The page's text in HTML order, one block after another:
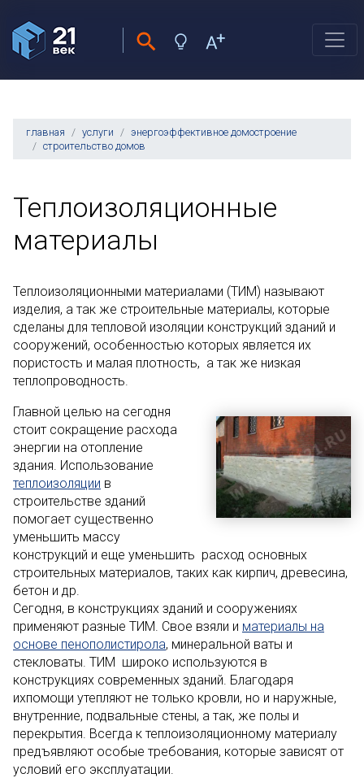
главная услуги
энергоэффективное домостроение
строительство домов
Теплоизоляционные
материалы
Теплоизоляционными материалами (ТИМ) называют
изделия, а так же строительные материалы, которые
сделаны для тепловой изоляции конструкций зданий и
сооружений, особенностью которых является их
пористость и малая плотность, а так же низкая
теплопроводность.
Главной целью на сегодня
стоит сокращение расхода
энергии на отопление
здания. Использование
теплоизоляции в
строительстве зданий
помогает существенно
уменьшить массу
конструкций и еще уменьшить расход основных
строительных материалов, таких как кирпич, древесина,
бетон и др.
Сегодня, в конструкциях зданий и сооружениях
применяют разные ТИМ. Свое взяли и материалы на
основе пенополистирола, минеральной ваты и
стекловаты. ТИМ широко используются в
конструкциях современных зданий. Благодаря
ихпомощи утепляют не только кровли, но и наружные,
внутренние, подвальные стены, а так, же полы и
перекрытия. Всегда к теплоизоляционному материалу
предъявляют особые требования, которые зависят от
условий его эксплуатации.